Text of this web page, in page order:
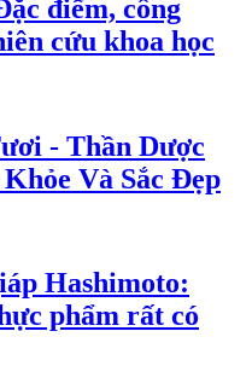
điểm, công
cứu khoa học
- Thần Dược
Và Sắc Đẹp
Hashimoto:
phẩm rất có